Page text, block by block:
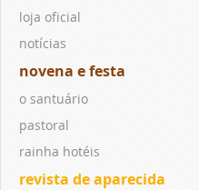
loja oficial
notícias
novena e festa
o santuário
pastoral
rainha hotéis
revista de aparecida